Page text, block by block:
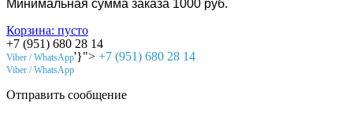
Минимальная сумма заказа 1000 руб.
Корзина: пусто
+7 (951) 680 28 14
Viber / WhatsApp'}"> +7 (951) 680 28 14
Viber / WhatsApp
Отправить сообщение